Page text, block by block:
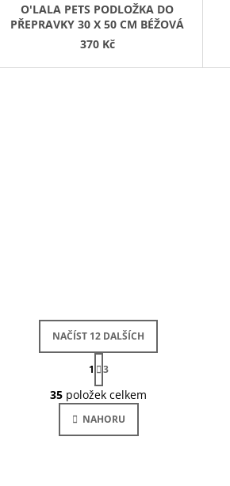
O'LALA PETS PODLOŽKA DO
PŘEPRAVKY 30 X 50 CM BÉŽOVÁ
370 Kč
O
V
L
Á
NAČÍST 12 DALŠÍCH
S
T
R
Á
N
K
V
1 3
35 položek celkem
NAHORU